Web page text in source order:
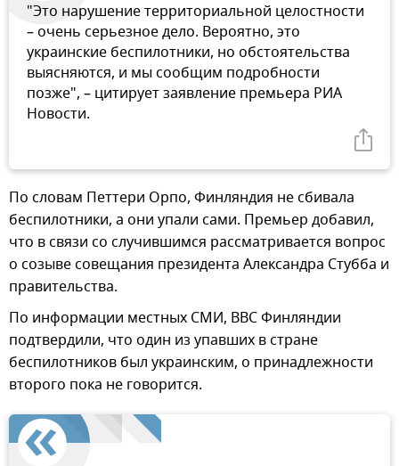
"Это нарушение территориальной целостности
– очень серьезное дело. Вероятно, это
украинские беспилотники, но обстоятельства
выясняются, и мы сообщим подробности
позже", – цитирует заявление премьера РИА
Новости.
По словам Петтери Орпо, Финляндия не сбивала
беспилотники, а они упали сами. Премьер добавил,
что в связи со случившимся рассматривается вопрос
о созыве совещания президента Александра Стубба и
правительства.
По информации местных СМИ, ВВС Финляндии
подтвердили, что один из упавших в стране
беспилотников был украинским, о принадлежности
второго пока не говорится.